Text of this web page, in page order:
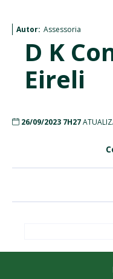
Autor: Assessoria
D K
Eireli
26/09/2023 7H27